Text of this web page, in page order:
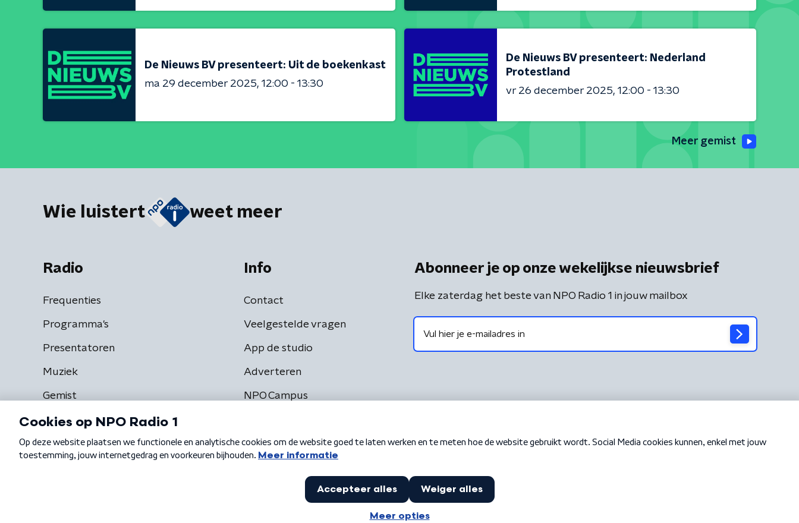
De Nieuws BV presenteert: Uit de boekenkast
ma 29 december 2025 12:00 - 13:30
De Nieuws BV presenteert: Nederland
Protestland
vr 26 december 2025 12:00 - 13:30
Meer gemist
Wie luistert weet meer
Radio
Frequenties
Programma's
Presentatoren
Muziek
Gemist
Info
Contact
Veelgestelde vragen
App de studio
Adverteren
NPO Campus
Abonneer je op onze wekelijkse nieuwsbrief
Elke zaterdag het beste van NPO Radio 1 in jouw mailbox
Algemene voorwaarden Privacybeleid